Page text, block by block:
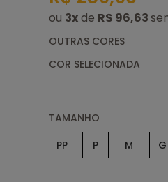
ou 3xde R$ 96,63
OUTRAS CORES
TAMANHO
PP
P M G